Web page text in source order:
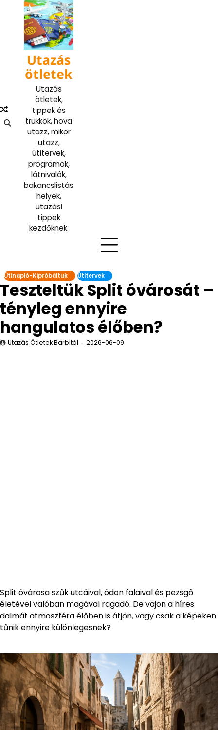
content
Utazás
ötletek
Utazás
ötletek,
tippek és
trükkök, hova
utazz, mikor
utazz,
útitervek,
programok,
látnivalók,
bakancslistás
helyek,
utazási
tippek
kezdőknek.
Útinapló-Kipróbáltuk Útitervek
Teszteltük Split óvárosát –
tényleg ennyire
hangulatos élőben?
Utazás Ötletek Barbitól 2026-06-09
Split óvárosa szűk utcáival, ódon falaival és pezsgő
életével valóban magával ragadó. De vajon a híres
dalmát atmoszféra élőben is átjön, vagy csak a képeken
tűnik ennyire különlegesnek?